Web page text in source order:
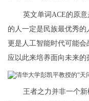
英文单词ACE的原
的人一定是民族最优秀的
更是人工智能时代可能
应以此来培养面向未来的
王者之力并非一个